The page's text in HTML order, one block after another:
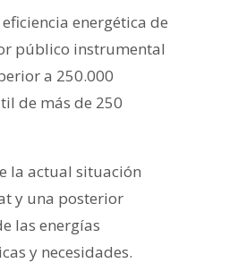
energética de
público instrumental
a 250.000
de más de 250
la actual situación
y una posterior
las energías
y necesidades.